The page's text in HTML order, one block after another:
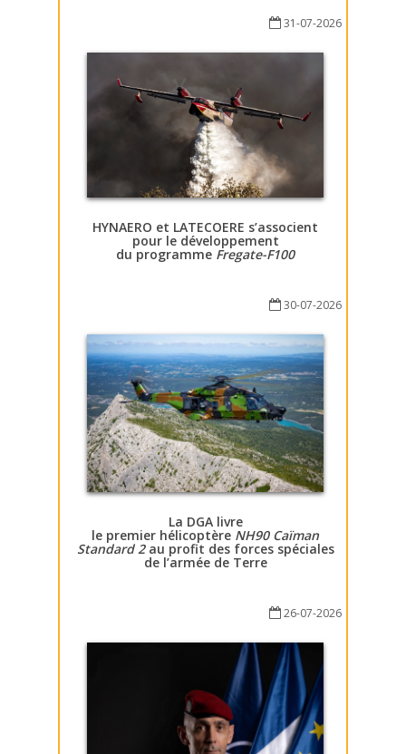
31-07-2026
HYNAERO et LATECOERE s’associent
pour le développement
du programme Fregate-F100
30-07-2026
La DGA livre
le premier hélicoptère NH90 Caïman
Standard 2au profit des forces spéciales
de l’armée de Terre
26-07-2026